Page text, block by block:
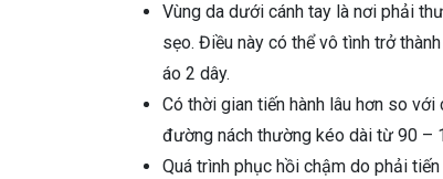
Vùng da dưới cánh tay là nơi phải
sẹo. Điều này có thể vô tình trở
áo 2 dây.
Có thời gian tiến hành lâu hơn so
đường nách thường kéo dài từ 90 –
Quá trình phục hồi chậm do phải